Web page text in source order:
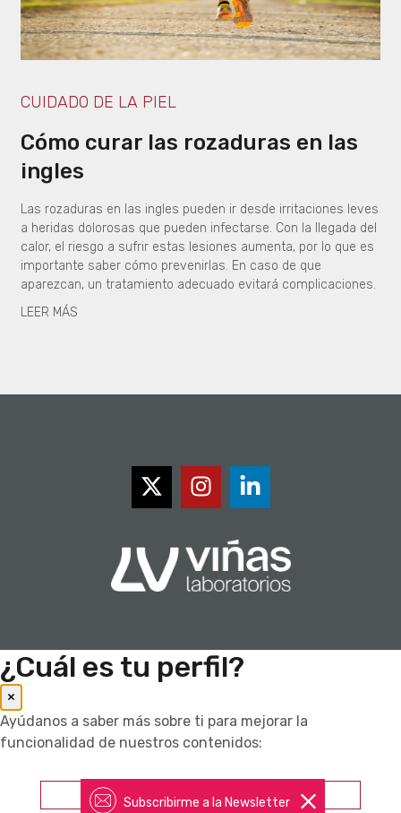
CUIDADO DE LA PIEL
Cómo curar las rozaduras en las
ingles
Las rozaduras en las ingles pueden ir desde irritaciones leves
a heridas dolorosas que pueden infectarse. Con la llegada del
calor, el riesgo a sufrir estas lesiones aumenta, por lo que es
importante saber cómo prevenirlas. En caso de que
aparezcan, un tratamiento adecuado evitará complicaciones.
LEER MÁS
Subscribirme a la Newsletter
¿Cuál es tu perfil?
×
Ayúdanos a saber más sobre ti para mejorar la
funcionalidad de nuestros contenidos:
Farmacéutico